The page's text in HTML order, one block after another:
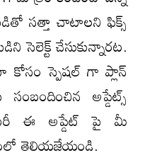
సత్తా చాటాలని ఫిక్స్
సెలెక్ట్ చేసుకున్నారట.
కోసం స్పెషల్ గా ప్లాన్
అప్డేట్స్
మరీ ఈ అప్డేట్ పై మీ
తెలియజేయండి.